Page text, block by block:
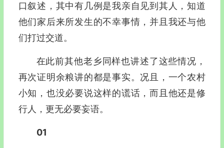
口叙述，其中有几例是我亲自见到其人，知道
他们家后来所发生的不幸事情，并且我还与他
们打过交道。
在此前其他老乡同样也讲述了这些情况，
再次证明余粮讲的都是事实。况且，一个农村
小知，也没必要说这样的谎话，而且他还是修
行人，更无必要妄语。
01